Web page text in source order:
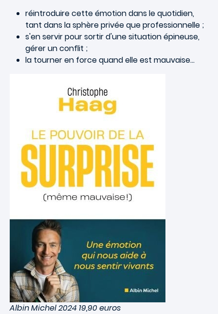
réintroduire cette émotion dans le quotidien,
tant dans la sphère privée que professionnelle ;
s'en servir pour sortir d'une situation épineuse,
gérer un conflit ;
la tourner en force quand elle est mauvaise...
Albin Michel 2024 19,90 euros